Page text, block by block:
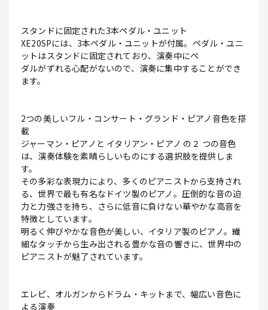
スタンドに固定された3本ペダル・ユニット
XE20SPには、3本ペダル・ユニットが付属。ペダル・ユニ
ットはスタンドに固定されており、演奏中にペ
ダルがずれる心配がないので、演奏に集中することができ
ます。
2つの美しいフル・コンサート・グランド・ピアノ音色を搭
載
ジャーマン・ピアノと イタリアン・ピアノ の２ つの音色
は、演奏体験を素晴らしいものにする選択肢を提供しま
す。
その多彩な表現力により、多くのピアニストから支持され
る、世界で最も有名なドイツ製のピアノ。圧倒的な音の迫
力と力強さを持ち、さらに低音に負けない華やかな高音を
特徴としています。
明るく伸びやかな音色が美しい、イタリア製のピアノ。繊
細なタッチから生み出される豊かな音の響きに、世界中の
ピアニストが魅了されています。
エレピ、オルガンからドラム・キットまで、幅広い音色に
よる演奏